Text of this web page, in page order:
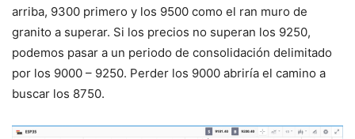
arriba, 9300 primero y los 9500 como el ran muro de
granito a superar. Si los precios no superan los 9250,
podemos pasar a un periodo de consolidación delimitado
por los 9000 – 9250. Perder los 9000 abriría el camino a
buscar los 8750.